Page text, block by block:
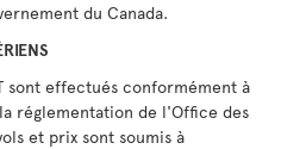
du Canada.
sont effectués conformément à
réglementation de l'Office des
et prix sont soumis à